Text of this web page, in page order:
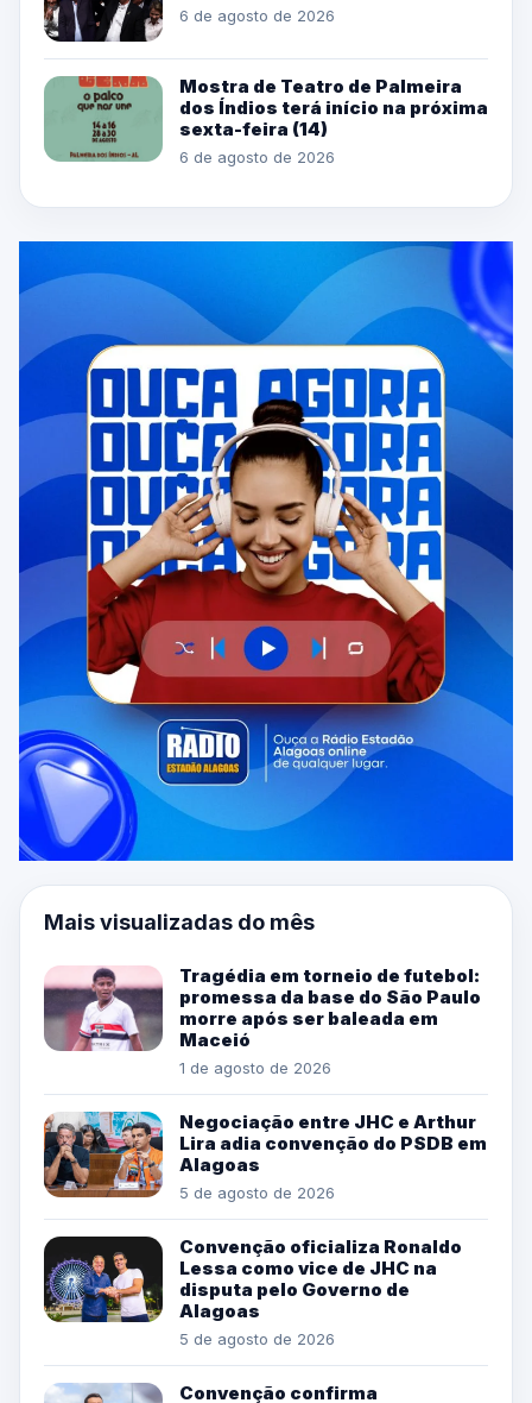
6 de agosto de 2026
Mostra de Teatro de Palmeira
dos Índios terá início na próxima
sexta-feira (14)
6 de agosto de 2026
Mais visualizadas do mês
Tragédia em torneio de futebol:
promessa da base do São Paulo
morre após ser baleada em
Maceió
1 de agosto de 2026
Negociação entre JHC e Arthur
Lira adia convenção do PSDB em
Alagoas
5 de agosto de 2026
Convenção oficializa Ronaldo
Lessa como vice de JHC na
disputa pelo Governo de
Alagoas
5 de agosto de 2026
Convenção confirma